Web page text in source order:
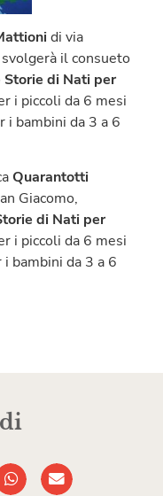
di via
il consueto
di Nati per
i piccoli da 6 mesi
i bambini da 3 a 6
Quarantotti
Giacomo,
di Nati per
i piccoli da 6 mesi
i bambini da 3 a 6